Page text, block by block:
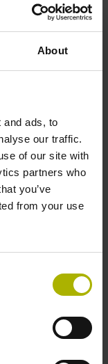
About
and ads, to
our traffic.
of our site with
partners who
you’ve
from your use